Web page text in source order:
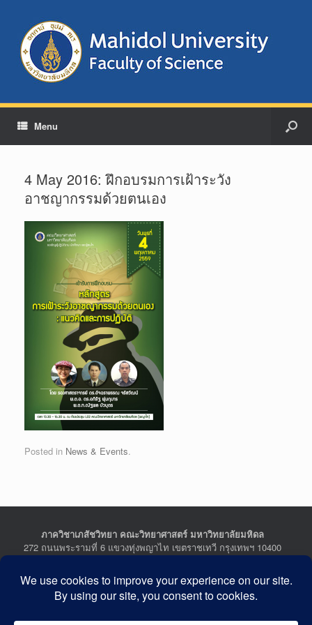
Menu
4 May 2016: ฝึกอบรมการเฝ้าระวัง
อาชญากรรมด้วยตนเอง
Posted in News & Events.
ภาควิชาเภสัชวิทยา คณะวิทยาศาสตร์ มหาวิทยาลัยมหิดล
272 ถนนพระรามที่ 6 แขวงทุ่งพญาไท เขตราชเทวี กรุงเทพฯ 10400
Department of Pharmacology, Faculty of Science, Mahidol
University
272 Rama VI Road, Ratchathewi District, Bangkok 10400